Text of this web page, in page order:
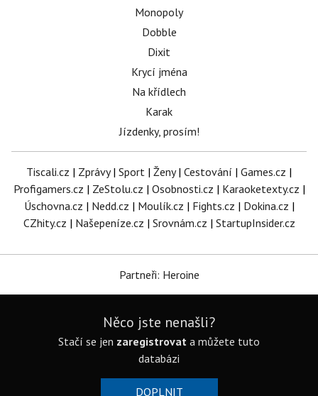
Monopoly
Dobble
Dixit
Krycí jména
Na křídlech
Karak
Jízdenky, prosím!
Tiscali.cz | Zprávy| Sport | Ženy| Cestování | Games.cz |
Profigamers.cz | ZeStolu.cz | Osobnosti.cz | Karaoketexty.cz |
Úschovna.cz | Nedd.cz | Moulík.cz | Fights.cz | Dokina.cz |
CZhity.cz | Našepeníze.cz | Srovnám.cz | StartupInsider.cz
Partneři: Heroine
Něco jste nenašli?
Stačí se jen zaregistrovat a můžete tuto
databázi
DOPLNIT